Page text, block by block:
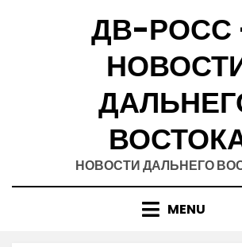
ДВ-РОСС
НОВОСТИ ДАЛЬНЕГО
MENU